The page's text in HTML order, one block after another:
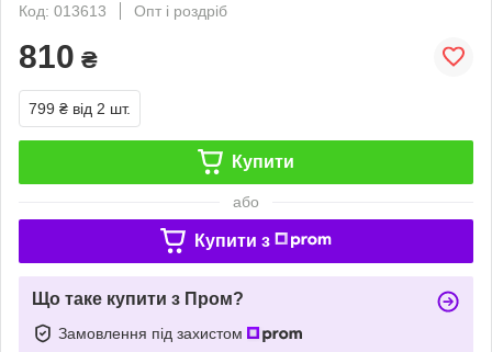
Код: 013613
Опт і роздріб
810 ₴
799 ₴ від 2 шт.
Купити
або
Купити з
Що таке купити з Пром?
Замовлення під захистом